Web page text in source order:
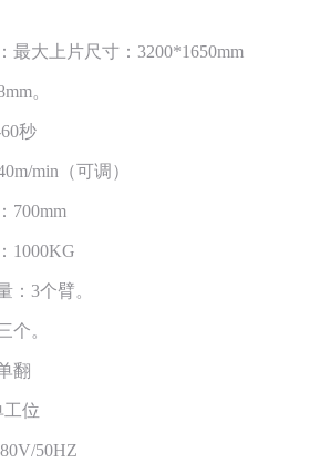
最大上片尺寸：3200*1650mm
。
秒
min（可调）
700mm
1000KG
：3个臂。
个。
翻
工位
50HZ